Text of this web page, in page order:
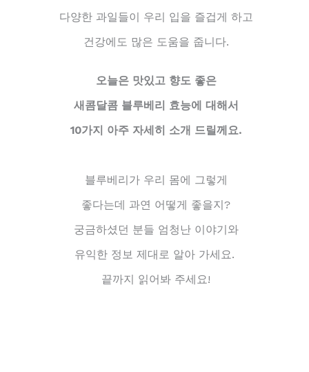
다양한 과일들이 우리 입을 즐겁게 하고
건강에도 많은 도움을 줍니다.
오늘은 맛있고 향도 좋은
새콤달콤 블루베리 효능에 대해서
10가지 아주 자세히 소개 드릴께요.
블루베리가 우리 몸에 그렇게
좋다는데 과연 어떻게 좋을지?
궁금하셨던 분들 엄청난 이야기와
유익한 정보 제대로 알아 가세요.
끝까지 읽어봐 주세요!